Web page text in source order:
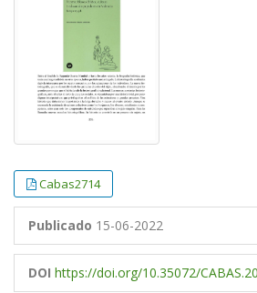
Cabas2714
Publicado 15-06-2022
DOI https://doi.org/10.35072/